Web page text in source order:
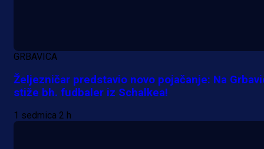
A Selekcija
Muharemović se ozbiljno nameće
GRBAVICA
Željezničar predstavio novo pojačanje: Na
stiže bh. fudbaler iz Schalkea!
1 sedmica 2 h